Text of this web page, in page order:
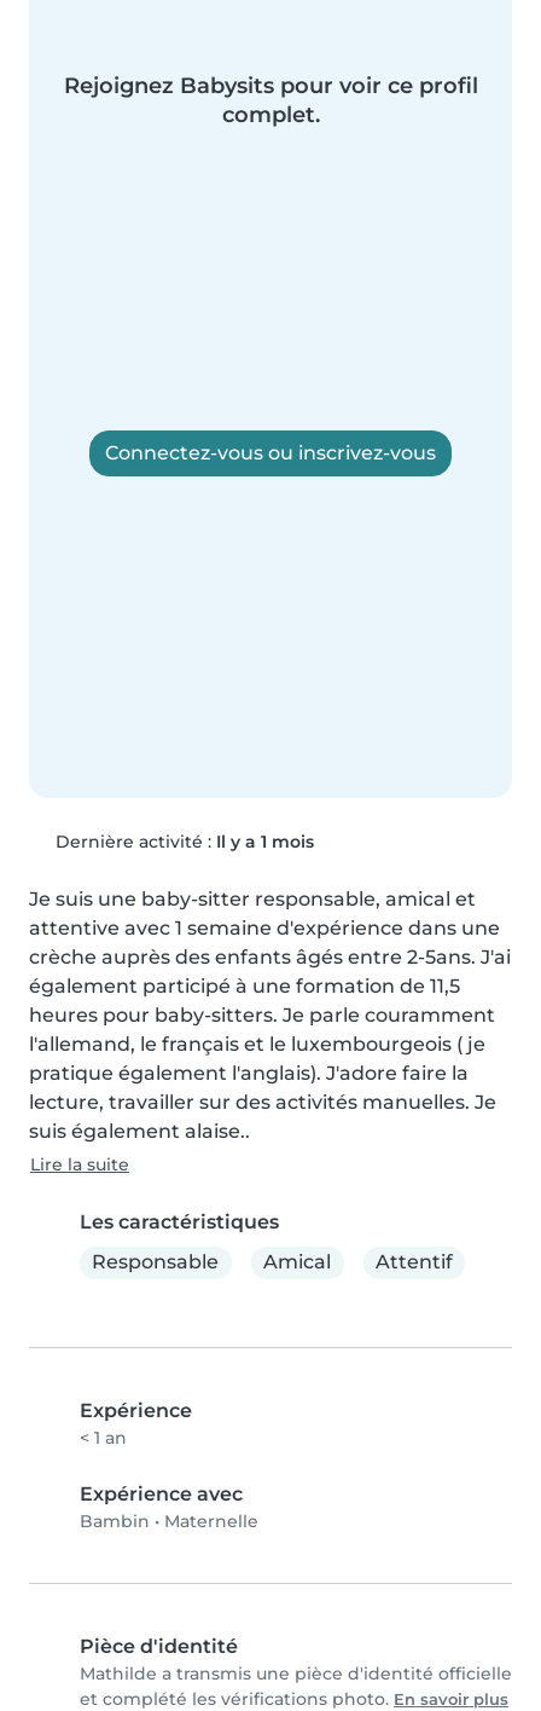
Rejoignez Babysits pour voir ce profil
complet.
Connectez-vous ou inscrivez-vous
Dernière activité : Il y a 1 mois
Je suis une baby-sitter responsable, amical et
attentive avec 1 semaine d'expérience dans une
crèche auprès des enfants âgés entre 2-5ans. J'ai
également participé à une formation de 11,5
heures pour baby-sitters. Je parle couramment
l'allemand, le français et le luxembourgeois ( je
pratique également l'anglais). J'adore faire la
lecture, travailler sur des activités manuelles. Je
suis également alaise..
Lire la suite
Les caractéristiques
Responsable
Amical Attentif
Expérience
< 1 an
Expérience avec
Bambin • Maternelle
Pièce d'identité
Mathilde a transmis une pièce d'identité officielle
et complété les vérifications photo. En savoir plus